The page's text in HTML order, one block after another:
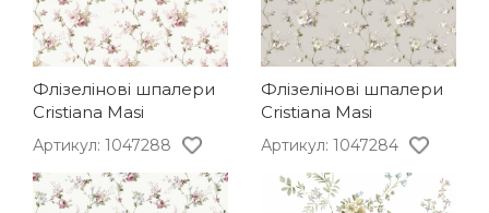
Флізелінові шпалери
Cristiana Masi
Артикул: 1047288
Флізелінові шпалери
Cristiana Masi
Артикул: 1047284